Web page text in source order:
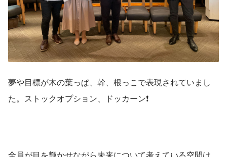
夢や目標が木の葉っぱ、幹、根っこで表現されていまし
た。ストックオプション、ドッカーン❗️
全員が目を輝かせながら未来について考えている空間は、